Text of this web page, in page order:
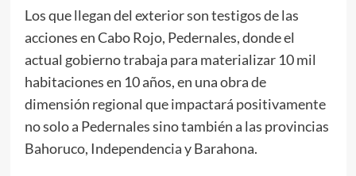
Los que llegan del exterior son testigos de las
acciones en Cabo Rojo, Pedernales, donde el
actual gobierno trabaja para materializar 10 mil
habitaciones en 10 años, en una obra de
dimensión regional que impactará positivamente
no solo a Pedernales sino también a las provincias
Bahoruco, Independencia y Barahona.